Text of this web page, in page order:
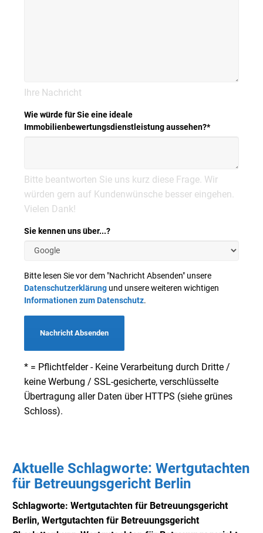
Ihre Nachricht
Wie würde für Sie eine ideale
Immobilienbewertungsdienstleistung aussehen?*
Bitte beantworten Sie uns kurz diese Frage. Wir
würden gern auf Kundenwünsche besser eingehen.
Vielen Dank!
Sie kennen uns über...?
Bitte lesen Sie vor dem "Nachricht Absenden" unsere
Datenschutzerklärung und unsere weiteren wichtigen
Informationen zum Datenschutz.
Nachricht Absenden
* = Pflichtfelder - Keine Verarbeitung durch Dritte /
keine Werbung / SSL-gesicherte, verschlüsselte
Übertragung aller Daten über HTTPS (siehe grünes
Schloss).
Aktuelle Schlagworte: Wertgutachten
für Betreuungsgericht Berlin
Schlagworte: Wertgutachten für Betreuungsgericht
Berlin, Wertgutachten für Betreuungsgericht